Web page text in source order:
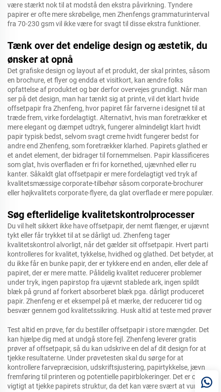
være stærkt nok til at modstå den ekstra påvirkning. Tyndere
papirer er ofte mere skrøbelige, men Zhenfengs grammaturinterval
fra 70-230 gsm vil ikke være for svagt til disse ekstra funktioner.
Tænk over det endelige design og æstetik, du
ønsker at opnå
Det grafiske design og layout af et produkt, der skal printes, såsom
en brochure, et flyer og endda et visitkort, kan ændre folks
opfattelse af produktet og bør derfor overvejes grundigt. Når man
ser på det design, man har tænkt sig at printe, vil det klart hvide
offsetpapir fra Zhenfeng, hvor papiret får farverne i designet til at
træde frem, virke fordelagtigt. Alternativt, hvis man foretrækker et
mere elegant og dæmpet udtryk, fungerer almindeligt klart hvidt
papir typisk bedst, selvom svagt creme hvidt fungerer bedst for
andre end Zhenfeng, som foretrækker klarhed. Papirets glathed er
et andet element, der bidrager til fornemmelsen. Papir klassificeres
som glat, hvis overfladen er fri for kornethed, ujævnhed eller ru
kanter. Såkaldt glat offsetpapir er mere fordelagtigt ved tryk af
kvalitetsmæssige corporate-tilbehør såsom corporate-brochurer
eller højkvalitets corporate-flyere, da glat overflade er mere populær.
Søg efterlidelige kvalitetskontrolprocesser
Du vil helt sikkert ikke have offsetpapir, der nemt flænger, er ujævnt
tykt eller får trykket til at se dårligt ud. Zhenfeng tager
kvalitetskontrol alvorligt, når det gælder sit offsetpapir. Hvert parti
kontrolleres for kvalitet, tykkelse, hvidhed og glathed. Det betyder, at
du ikke får en bunke papir, der er tykkere end en anden, eller dele af
papiret, der er mere matte. Pålidelig kvalitet reducerer problemer
under tryk, ingen papirstop fra ujævnt stablede ark, ingen spildt
blæk på grund af forkert absorberet blæk pga. dårligt produceret
papir. Zhenfeng er et eksempel på et mærke, der reducerer tid og
besvær gennem god kvalitetssikring. Husk altid at teste med prøver
Test altid en prøve, før du bestiller offsetpapir i store mængder. Det
kan hjælpe dig med at undgå store fejl. Zhenfeng leverer gratis
prøver af offsetpapir, så du kan udskrive en del af dit design for at
tjekke resultaterne. Under prøvetesten skal du sørge for at
kontrollere farvepræcision, udskriftsjustering, papirtykkelse, jævn
fremføring til printeren og potentielle papirblokeringer. Det er også
vigtigt at tjekke papirets struktur, da det kan være svært at vurdere